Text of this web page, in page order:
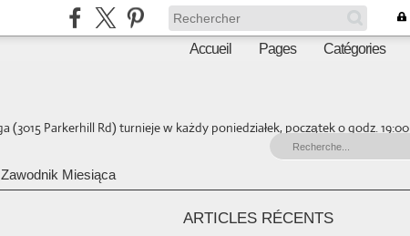
Accueil Pages Catégories
Parkerhill Rd) turnieje w każdy poniedziałek, początek o godz. 19:00
Zawodnik Miesiąca
ARTICLES RÉCENTS